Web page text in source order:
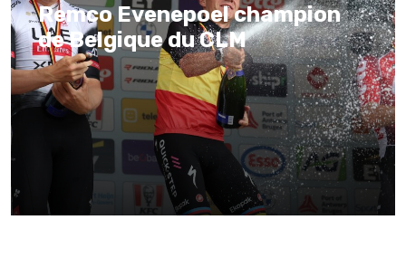
Remco Evenepoel champion
de Belgique du CLM